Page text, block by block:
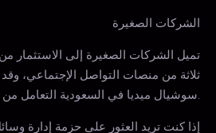
الشركات الصغيرة
تميل الشركات الصغيرة إلى الاستثمار
ثلاثة من منصات التواصل الإجتماعي،
سوشيال ميديا في السعودية التعامل من خلال ذلك الباكدج.